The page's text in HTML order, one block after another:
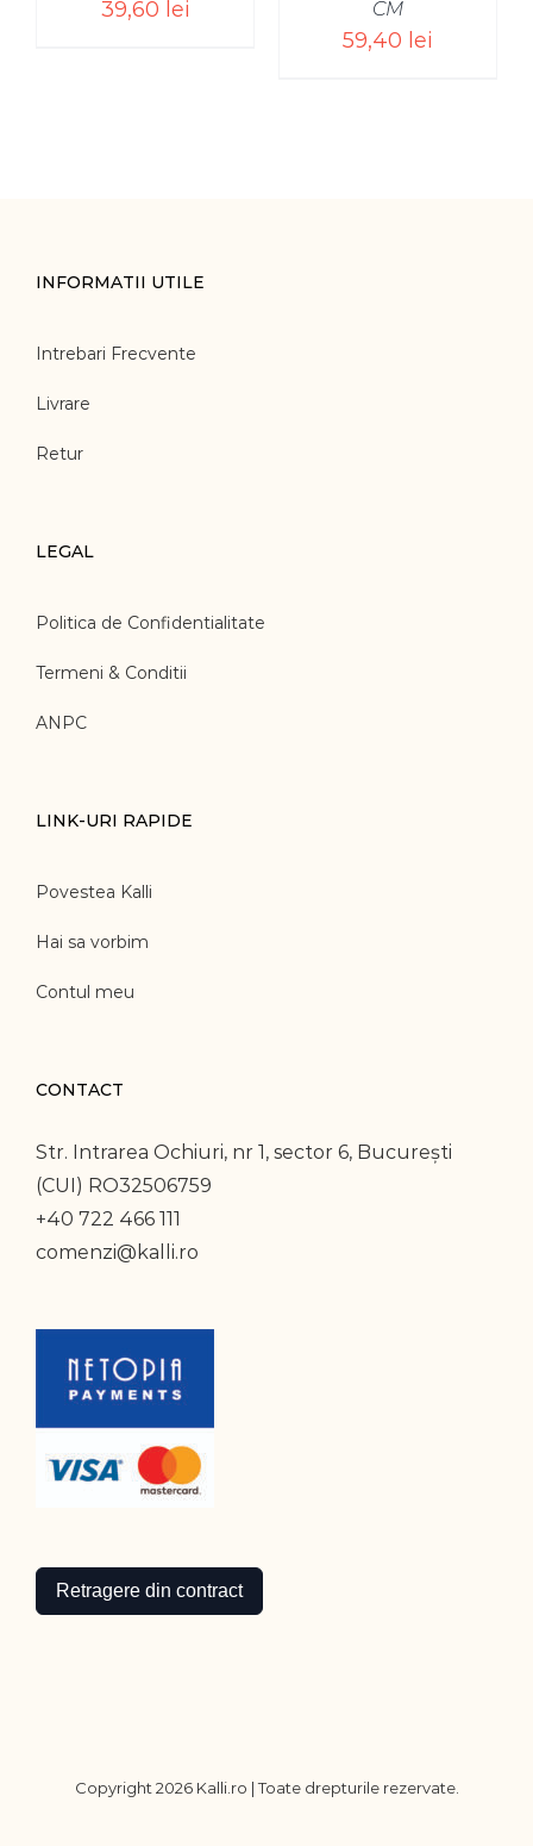
39,60 lei
CM
59,40 lei
INFORMATII UTILE
Intrebari Frecvente
Livrare
Retur
LEGAL
Politica de Confidentialitate
Termeni & Conditii
ANPC
LINK-URI RAPIDE
Povestea Kalli
Hai sa vorbim
Contul meu
CONTACT
Str. Intrarea Ochiuri, nr 1, sector 6, București
(CUI) RO32506759
+40 722 466 111
comenzi@kalli.ro
Retragere din contract
Copyright 2026 Kalli.ro | Toate drepturile rezervate.